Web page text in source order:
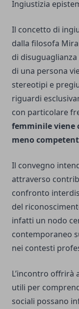
Ingiustizia
Il concetto di
dalla filosofa
di
di una persona
stereotipi e
riguardi
con particolare
femminile viene
meno
Il convegno
attraverso
confronto
del
infatti un nodo
contemporaneo
nei contesti
L’incontro offrirà
utili per
sociali possano